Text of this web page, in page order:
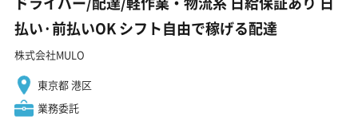
払い·前払いOK シフト自由で稼げる配達
株式会社MULO
東京都 港区
業務委託